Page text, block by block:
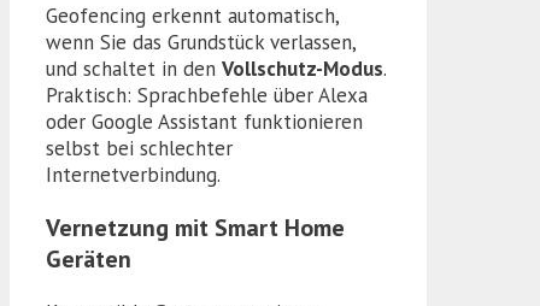
Geofencing erkennt automatisch,
wenn Sie das Grundstück verlassen,
und schaltet in den Vollschutz-Modus.
Praktisch: Sprachbefehle über Alexa
oder Google Assistant funktionieren
selbst bei schlechter
Internetverbindung.
Vernetzung mit Smart Home
Geräten